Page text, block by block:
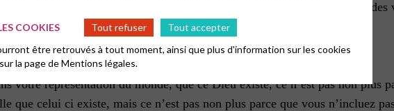
se déplacent, certes, très lentement. Parfois la croyance ou la foi sont
des plantes pourrait toute sa vie trouver cela épatant.
fête de Pentecôte, et c’est la fête pour cela.
votre représentation du monde, que ce Dieu existe, ce n’est pas non plus
que celui ci existe, mais ce n’est pas non plus parce que vous n’incluez
COOKIES
Tout refuser
Tout accepter
être retrouvés à tout moment, ainsi que plus d'information sur les cookies
la page deMentions légales.